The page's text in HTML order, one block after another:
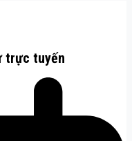
trực tuyến